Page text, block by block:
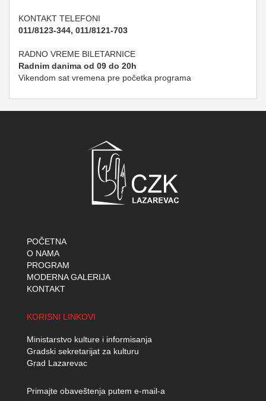
KONTAKT TELEFONI
011/8123-344, 011/8121-703
RADNO VREME BILETARNICE
Radnim danima od 09 do 20h
Vikendom sat vremena pre početka programa
POČETNA
O NAMA
PROGRAM
MODERNA GALERIJA
KONTAKT
KORISNI LINKOVI
Ministarstvo kulture i informisanja
Gradski sekretarijat za kulturu
Grad Lazarevac
Primajte obaveštenja putem e-mail-a